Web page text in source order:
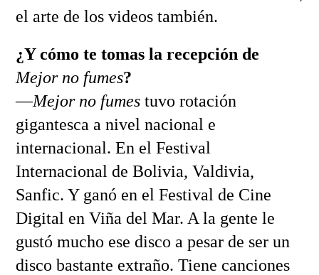
el arte de los videos también.
¿Y cómo te tomas la recepción de
Mejor no fumes?
—Mejor no fumestuvo rotación
gigantesca a nivel nacional e
internacional. En el Festival
Internacional de Bolivia, Valdivia,
Sanfic. Y ganó en el Festival de Cine
Digital en Viña del Mar. A la gente le
gustó mucho ese disco a pesar de ser un
disco bastante extraño. Tiene canciones